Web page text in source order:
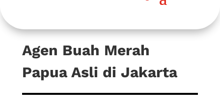
Agen Buah Merah
Papua Asli di Jakarta